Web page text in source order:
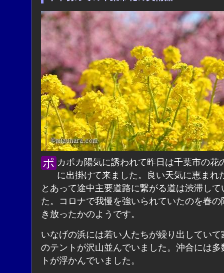
ポカポカ陽気に誘われて昨日は千葉市の花の美術館
に出掛けて来ました。良い天気に恵まれ
とあって途中主要道路に繋がる道は渋滞して
た。コロナで我慢を強いられていたのを春の
き放ったかのようです。
いなげの浜には若い人たちが繰り出していて
のテントが沢山並んでいました。沖合には多
トが浮かんでいました。